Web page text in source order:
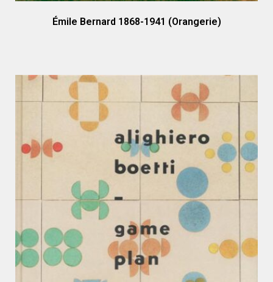
Émile Bernard 1868-1941 (Orangerie)